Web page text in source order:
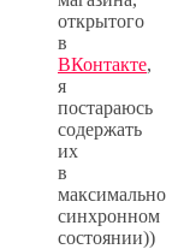
открытого
в
ВКонтакте,
я
постараюсь
содержать
их
в
максимально
синхронном
состоянии))